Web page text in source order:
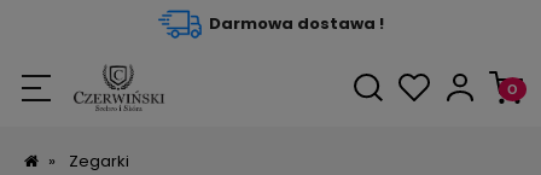
Darmowa dostawa !
» Zegarki